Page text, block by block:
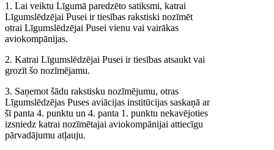
1. Lai veiktu Līgumā paredzēto satiksmi, katrai
Līgumslēdzējai Pusei ir tiesības rakstiski nozīmēt
otrai Līgumslēdzējai Pusei vienu vai vairākas
aviokompānijas.
2. Katrai Līgumslēdzējai Pusei ir tiesības atsaukt vai
grozīt šo nozīmējamu.
3. Saņemot šādu rakstisku nozīmējumu, otras
Līgumslēdzējas Puses aviācijas institūcijas saskaņā ar
šī panta 4. punktu un 4. panta 1. punktu nekavējoties
izsniedz katrai nozīmētajai aviokompānijai attiecīgu
pārvadājumu atļauju.